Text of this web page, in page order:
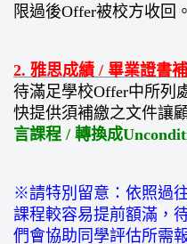
限過後Offer被校方收回。
2. 雅思成績 / 畢業證書
待滿足學校Offer中所列
快提供須補繳之文件讓
言課程 / 轉換成
※請特別留意：依照過
課程較容易提前額滿，
們會協助同學評估所需